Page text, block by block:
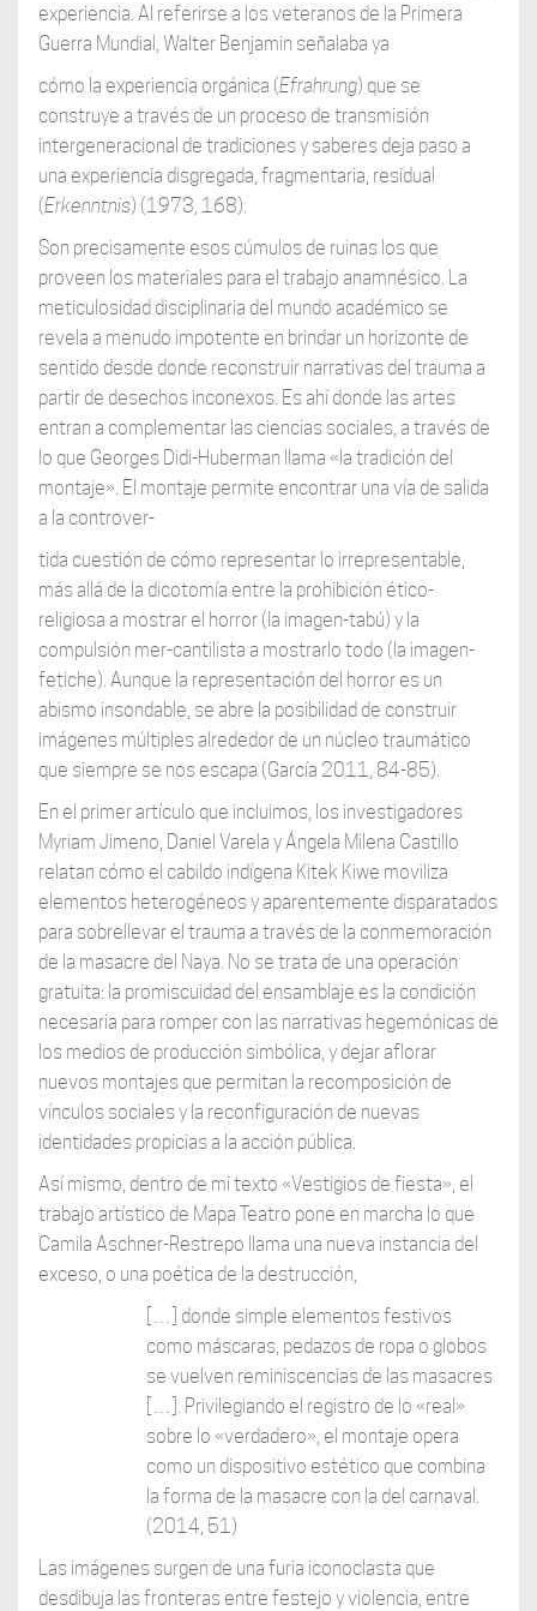
experiencia. Al referirse a los veteranos de la Primera
Guerra Mundial, Walter Benjamin señalaba ya
cómo la experiencia orgánica (Efrahrung) que se
construye a través de un proceso de transmisión
intergeneracional de tradiciones y saberes deja paso a
una experiencia disgregada, fragmentaria, residual
(Erkenntnis) (1973, 168).
Son precisamente esos cúmulos de ruinas los que
proveen los materiales para el trabajo anamnésico. La
meticulosidad disciplinaria del mundo académico se
revela a menudo impotente en brindar un horizonte de
sentido desde donde reconstruir narrativas del trauma a
partir de desechos inconexos. Es ahí donde las artes
entran a complementar las ciencias sociales, a través de
lo que Georges Didi-Huberman llama «la tradición del
montaje». El montaje permite encontrar una vía de salida
a la controver-
tida cuestión de cómo representar lo irrepresentable,
más allá de la dicotomía entre la prohibición ético-
religiosa a mostrar el horror (la imagen-tabú) y la
compulsión mer-cantilista a mostrarlo todo (la imagen-
fetiche). Aunque la representación del horror es un
abismo insondable, se abre la posibilidad de construir
imágenes múltiples alrededor de un núcleo traumático
que siempre se nos escapa (García 2011, 84-85).
En el primer artículo que incluimos, los investigadores
Myriam Jimeno, Daniel Varela y Ángela Milena Castillo
relatan cómo el cabildo indígena Kitek Kiwe moviliza
elementos heterogéneos y aparentemente disparatados
para sobrellevar el trauma a través de la conmemoración
de la masacre del Naya. No se trata de una operación
gratuita: la promiscuidad del ensamblaje es la condición
necesaria para romper con las narrativas hegemónicas de
los medios de producción simbólica, y dejar aflorar
nuevos montajes que permitan la recomposición de
vínculos sociales y la reconfiguración de nuevas
identidades propicias a la acción pública.
Así mismo, dentro de mi texto «Vestigios de fiesta», el
trabajo artístico de Mapa Teatro pone en marcha lo que
Camila Aschner-Restrepo llama una nueva instancia del
exceso, o una poética de la destrucción,
[…] donde simple elementos festivos
como máscaras, pedazos de ropa o globos
se vuelven reminiscencias de las masacres
[…]. Privilegiando el registro de lo «real»
sobre lo «verdadero», el montaje opera
como un dispositivo estético que combina
la forma de la masacre con la del carnaval.
(2014, 51)
Las imágenes surgen de una furia iconoclasta que
desdibuja las fronteras entre festejo y violencia, entre